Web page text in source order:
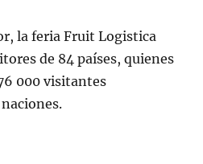
la feria Fruit Logistica
de 84 países, quienes
000 visitantes